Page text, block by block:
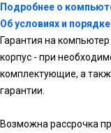
Подробнее о
Об условиях и
Гарантия на
корпус - при
комплектующие, а
гарантии.
Возможна рассрочка